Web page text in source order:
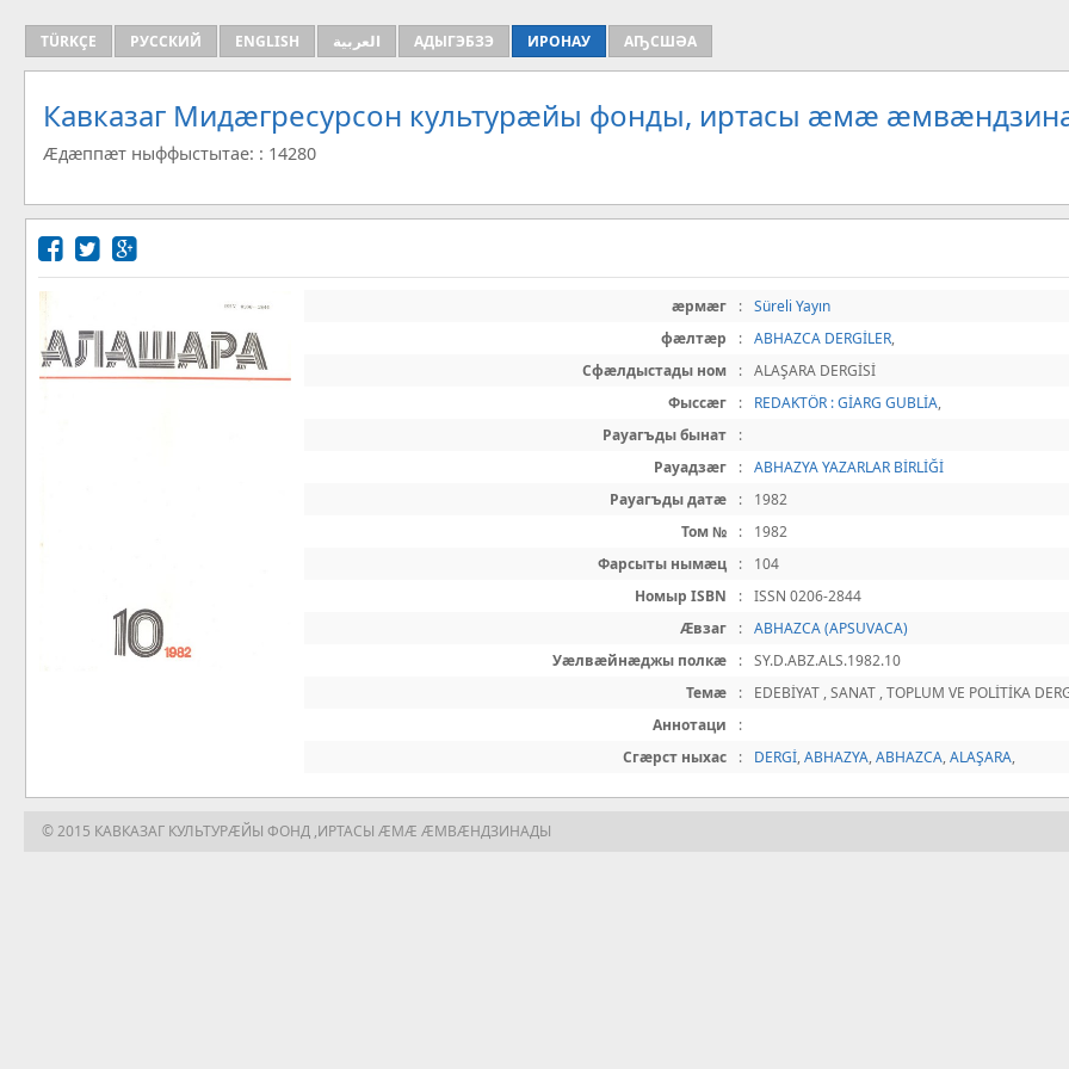
TÜRKÇE РУССКИЙ ENGLISH العربية АДЫГЭБЗЭ ИРОНАУ АҦСШӘА
Кавказаг Мидæгресурсон культурæйы фонды, иртасы æмæ
Æдæппæт ныффыстытае: : 14280
æрмæг :
Süreli Yayın
фæлтæр
: ABHAZCA DERGİLER,
Сфæлдыстады ном
:
ALAŞARA DERGİSİ
Фыссæг
: REDAKTÖR : GİARG GUBLİA,
Рауагъды бынат
:
Рауадзæг
:
ABHAZYA YAZARLAR BİRLİĞİ
Рауагъды датæ
:
1982
Том №
:
1982
Фарсыты нымæц
:
104
Номыр ISBN
:
ISSN 0206-2844
Æвзаг
:
ABHAZCA (APSUVACA)
Уæлвæйнæджы полкæ
:
SY.D.ABZ.ALS.1982.10
Темæ
:
EDEBİYAT , SANAT , TOPLUM VE POLİTİKA
Аннотаци
:
Сгæрст ныхас
: DERGİ,ABHAZYA,ABHAZCA,ALAŞARA,
© 2015 КАВКАЗАГ КУЛЬТУРÆЙЫ ФОНД ,ИРТАСЫ ÆМÆ ÆМВÆНДЗИНАДЫ